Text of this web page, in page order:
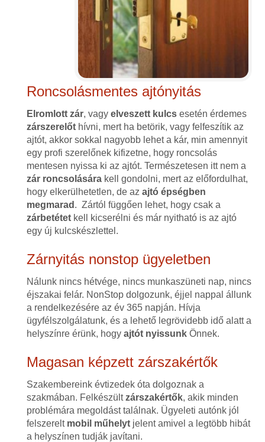
Roncsolásmentes ajtónyitás
Elromlott zár, vagy elveszett kulcsesetén érdemes
zárszerelőthívni, mert ha betörik, vagy felfeszítik az
ajtót, akkor sokkal nagyobb lehet a kár, min amennyit
egy profi szerelőnek kifizetne, hogy roncsolás
mentesen nyissa ki az ajtót. Természetesen itt nem a
zár roncsolásárakell gondolni, mert az előfordulhat,
hogy elkerülhetetlen, de az ajtó épségben
megmarad . Zártól függően lehet, hogy csak a
zárbetétetkell kicserélni és már nyitható is az ajtó
egy új kulcskészlettel.
Zárnyitás nonstop ügyeletben
Nálunk nincs hétvége, nincs munkaszüneti nap, nincs
éjszakai felár. NonStop dolgozunk, éjjel nappal állunk
a rendelkezésére az év 365 napján. Hívja
ügyfélszolgálatunk, és a lehető legrövidebb idő alatt a
helyszínre érünk, hogy ajtót nyissunkÖnnek.
Magasan képzett zárszakértők
Szakembereink évtizedek óta dolgoznak a
szakmában. Felkészültzárszakértők, akik minden
problémára megoldást találnak. Ügyeleti autónk jól
felszerelt mobil műhelytjelent amivel a legtöbb hibát
a helyszínen tudják javítani.